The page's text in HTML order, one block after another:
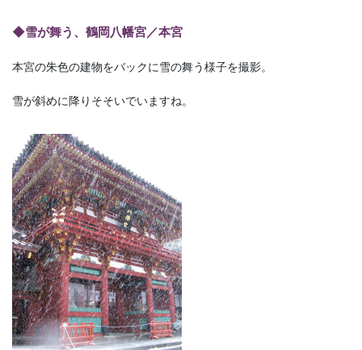
◆雪が舞う、鶴岡八幡宮／本宮
本宮の朱色の建物をバックに雪の舞う様子を撮影。
雪が斜めに降りそそいでいますね。